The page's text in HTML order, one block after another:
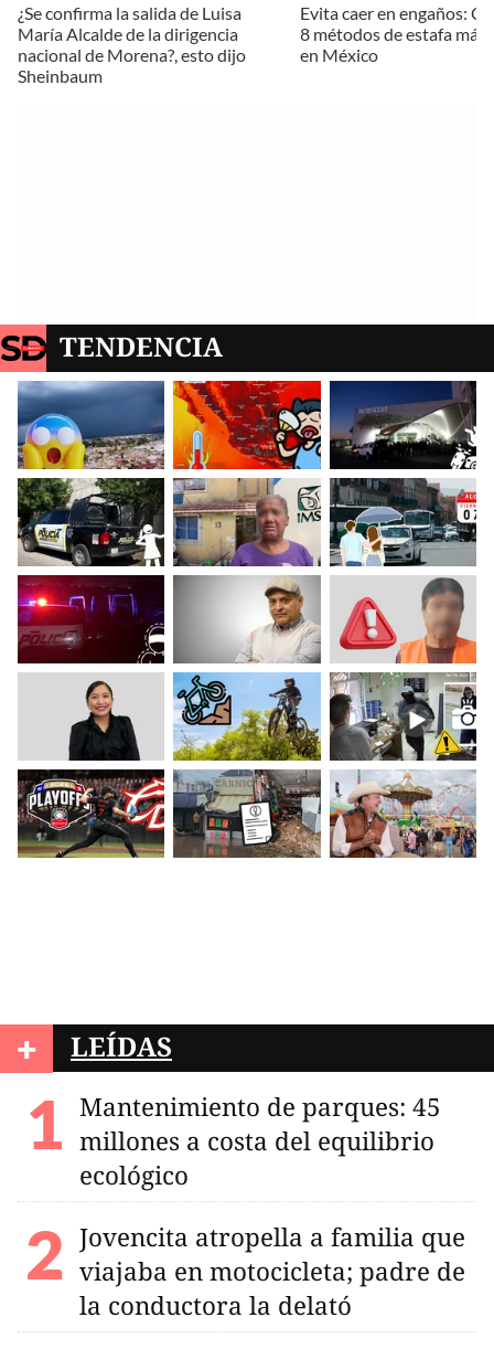
¿Se confirma la salida de Luisa
María Alcalde de la dirigencia
nacional de Morena?, esto dijo
Sheinbaum
Evita caer en engaños:
8 métodos de estafa más
en México
TENDENCIA
+ LEÍDAS
Mantenimiento de parques: 45
millones a costa del equilibrio
ecológico
Jovencita atropella a familia que
viajaba en motocicleta; padre de
la conductora la delató